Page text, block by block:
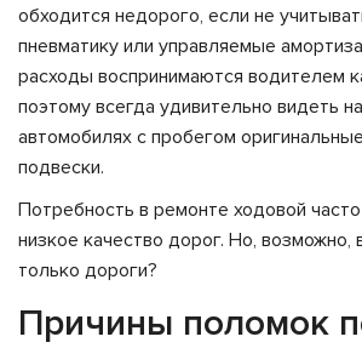
обходится недорого, если не
пневматику или управляемые
расходы воспринимаются водителем
поэтому всегда удивительно видеть
автомобилях с пробегом
подвески.
Потребность в ремонте ходовой
низкое качество дорог. Но, возможно,
только дороги?
Причины поломок